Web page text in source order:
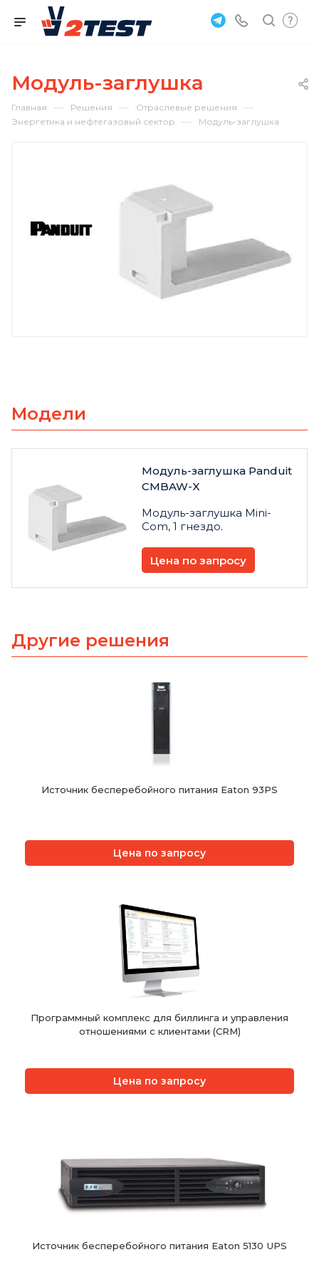
Модуль-заглушка
Главная — Решения — Отраслевые решения —
Энергетика и нефтегазовый сектор — Модуль-заглушка
Модели
Модуль-заглушка Panduit
CMBAW-X
Модуль-заглушка Mini-
Com, 1 гнездо.
Цена по запросу
Другие решения
Источник бесперебойного питания Eaton 93PS
Цена по запросу
Программный комплекс для биллинга и управления
отношениями с клиентами (CRM)
Цена по запросу
Источник бесперебойного питания Eaton 5130 UPS